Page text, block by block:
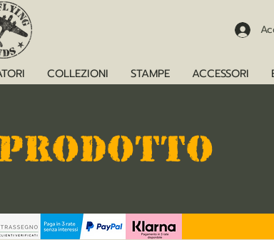
COLLEZIONI STAMPE ACCESSORI